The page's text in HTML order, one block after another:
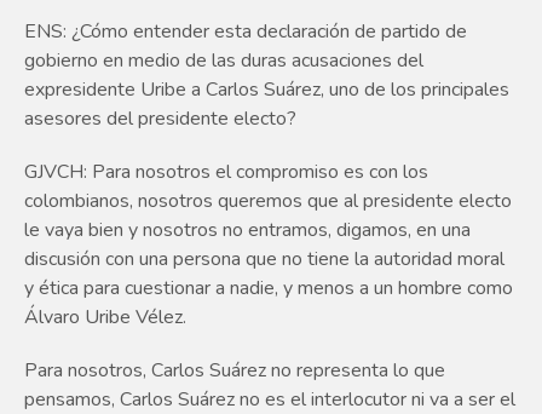
ENS: ¿Cómo entender esta declaración de partido de
gobierno en medio de las duras acusaciones del
expresidente Uribe a Carlos Suárez, uno de los principales
asesores del presidente electo?
GJVCH: Para nosotros el compromiso es con los
colombianos, nosotros queremos que al presidente electo
le vaya bien y nosotros no entramos, digamos, en una
discusión con una persona que no tiene la autoridad moral
y ética para cuestionar a nadie, y menos a un hombre como
Álvaro Uribe Vélez.
Para nosotros, Carlos Suárez no representa lo que
pensamos, Carlos Suárez no es el interlocutor ni va a ser el